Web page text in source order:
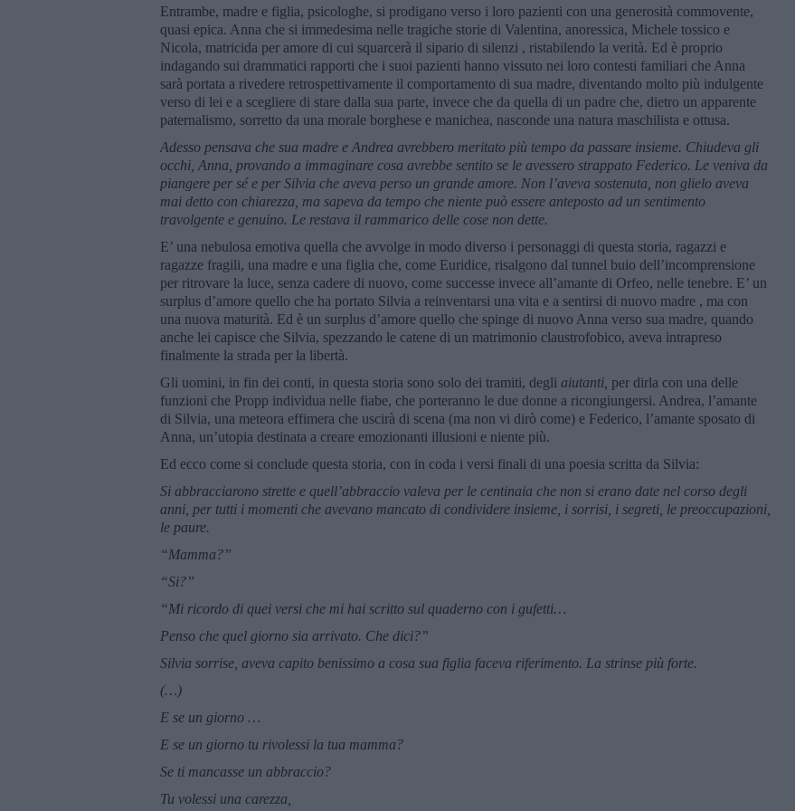
Entrambe, madre e figlia, psicologhe, si prodigano verso i loro pazienti con una generosità commovente,
quasi epica. Anna che si immedesima nelle tragiche storie di Valentina, anoressica, Michele tossico e
Nicola, matricida per amore di cui squarcerà il sipario di silenzi , ristabilendo la verità. Ed è proprio
indagando sui drammatici rapporti che i suoi pazienti hanno vissuto nei loro contesti familiari che Anna
sarà portata a rivedere retrospettivamente il comportamento di sua madre, diventando molto più indulgente
verso di lei e a scegliere di stare dalla sua parte, invece che da quella di un padre che, dietro un apparente
paternalismo, sorretto da una morale borghese e manichea, nasconde una natura maschilista e ottusa.
Adesso pensava che sua madre e Andrea avrebbero meritato più tempo da passare insieme. Chiudeva gli
occhi, Anna, provando a immaginare cosa avrebbe sentito se le avessero strappato Federico. Le veniva da
piangere per sé e per Silvia che aveva perso un grande amore. Non l’aveva sostenuta, non glielo aveva
mai detto con chiarezza, ma sapeva da tempo che niente può essere anteposto ad un sentimento
travolgente e genuino. Le restava il rammarico delle cose non dette.
E’ una nebulosa emotiva quella che avvolge in modo diverso i personaggi di questa storia, ragazzi e
ragazze fragili, una madre e una figlia che, come Euridice, risalgono dal tunnel buio dell’incomprensione
per ritrovare la luce, senza cadere di nuovo, come successe invece all’amante di Orfeo, nelle tenebre. E’ un
surplus d’amore quello che ha portato Silvia a reinventarsi una vita e a sentirsi di nuovo madre , ma con
una nuova maturità. Ed è un surplus d’amore quello che spinge di nuovo Anna verso sua madre, quando
anche lei capisce che Silvia, spezzando le catene di un matrimonio claustrofobico, aveva intrapreso
finalmente la strada per la libertà.
Gli uomini, in fin dei conti, in questa storia sono solo dei tramiti, degli aiutanti, per dirla con una delle
funzioni che Propp individua nelle fiabe, che porteranno le due donne a ricongiungersi. Andrea, l’amante
di Silvia, una meteora effimera che uscirà di scena (ma non vi dirò come) e Federico, l’amante sposato di
Anna, un’utopia destinata a creare emozionanti illusioni e niente più.
Ed ecco come si conclude questa storia, con in coda i versi finali di una poesia scritta da Silvia:
Si abbracciarono strette e quell’abbraccio valeva per le centinaia che non si erano date nel corso degli
anni, per tutti i momenti che avevano mancato di condividere insieme, i sorrisi, i segreti, le preoccupazioni,
le paure.
“Mamma?”
“Si?”
“Mi ricordo di quei versi che mi hai scritto sul quaderno con i gufetti…
Penso che quel giorno sia arrivato. Che dici?”
Silvia sorrise, aveva capito benissimo a cosa sua figlia faceva riferimento. La strinse più forte.
(…)
E se un giorno …
E se un giorno tu rivolessi la tua mamma?
Se ti mancasse un abbraccio?
Tu volessi una carezza,